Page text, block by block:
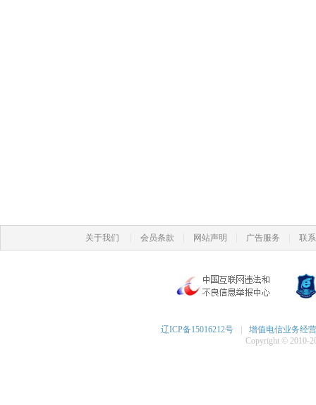
关于我们 会员条款 网站声明 广告服务 联
辽ICP备15016212号
增值电信业务经
Copyright © 2010-